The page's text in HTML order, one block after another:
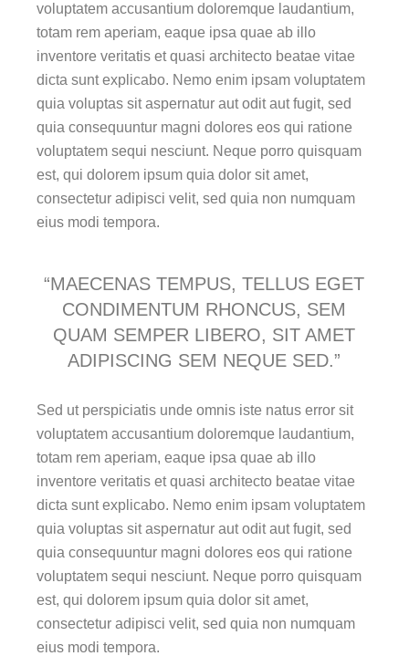
voluptatem accusantium doloremque laudantium,
totam rem aperiam, eaque ipsa quae ab illo
inventore veritatis et quasi architecto beatae vitae
dicta sunt explicabo. Nemo enim ipsam voluptatem
quia voluptas sit aspernatur aut odit aut fugit, sed
quia consequuntur magni dolores eos qui ratione
voluptatem sequi nesciunt. Neque porro quisquam
est, qui dolorem ipsum quia dolor sit amet,
consectetur adipisci velit, sed quia non numquam
eius modi tempora.
“MAECENAS TEMPUS, TELLUS EGET
CONDIMENTUM RHONCUS, SEM
QUAM SEMPER LIBERO, SIT AMET
ADIPISCING SEM NEQUE SED.”
Sed ut perspiciatis unde omnis iste natus error sit
voluptatem accusantium doloremque laudantium,
totam rem aperiam, eaque ipsa quae ab illo
inventore veritatis et quasi architecto beatae vitae
dicta sunt explicabo. Nemo enim ipsam voluptatem
quia voluptas sit aspernatur aut odit aut fugit, sed
quia consequuntur magni dolores eos qui ratione
voluptatem sequi nesciunt. Neque porro quisquam
est, qui dolorem ipsum quia dolor sit amet,
consectetur adipisci velit, sed quia non numquam
eius modi tempora.